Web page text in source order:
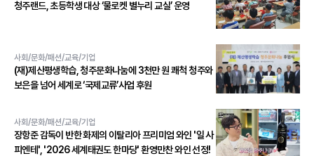
청주랜드, 초등학생 대상 ‘물로켓 별누리 교실’ 운영
사회/문화/패션/교육/기업
(재)제산평생학습, 청주문화나눔에 3천만 원 쾌척 청주와
보은을 넘어 세계로 ‘국제교류’사업 후원
사회/문화/패션/교육/기업
장항준 감독이 반한 화제의 이탈리아 프리미엄 와인 '일 사
피엔테', '2026 세계태권도 한마당' 환영만찬 와인 선정!